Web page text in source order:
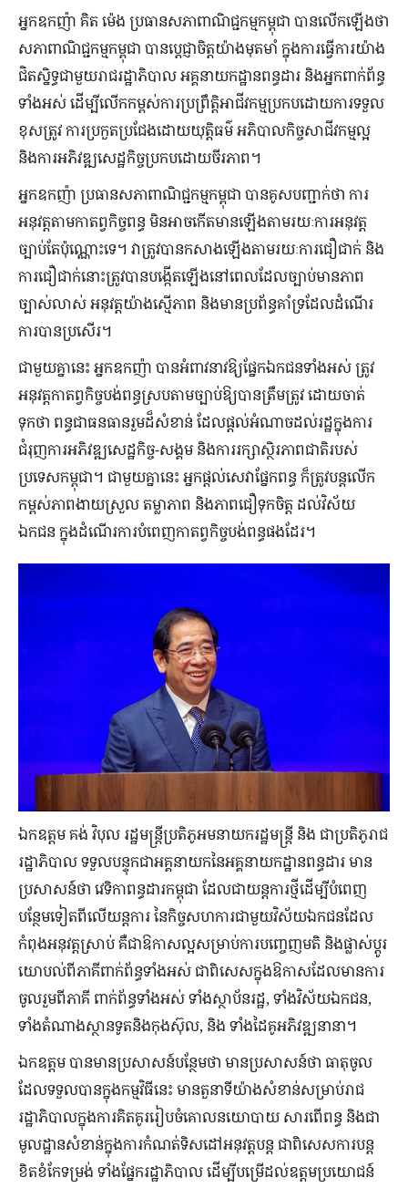
អ្នកឧកញ៉ា គិត​ ម៉េង ប្រធានសភាពាណិជ្ជកម្មកម្ពុជា បានលើកឡើងថា
សភាពាណិជ្ជកម្មកម្ពុជា បានប្តេជ្ញាចិត្តយ៉ាងមុតមាំ ក្នុងការធ្វើការយ៉ាង
ជិតស្និទ្ធជាមួយរាជរដ្ឋាភិបាល អគ្គនាយកដ្ឋានពន្ធដារ និងអ្នកពាក់ព័ន្ធ
ទាំងអស់ ដើម្បីលើកកម្ពស់ការប្រព្រឹត្តិអាជីវកម្មប្រកបដោយការទទួល
ខុសត្រូវ ការប្រកួតប្រជែងដោយយុត្តិធម៌ អភិបាលកិច្ចសាជីវកម្មល្អ
និងការអភិវឌ្ឍសេដ្ឋកិច្ចប្រកបដោយចីរភាព។
អ្នកឧកញ៉ា ប្រធានសភាពាណិជ្ជកម្មកម្ពុជា បានគូសបញ្ជាក់ថា ការ
អនុវត្តតាមកាតព្វកិច្ចពន្ធ មិនអាចកើតមានឡើងតាមរយៈការអនុវត្ត
ច្បាប់តែប៉ុណ្ណោះទេ។ វាត្រូវបានកសាងឡើងតាមរយៈការជឿជាក់ និង
ការជឿជាក់នោះត្រូវបានបង្កើតឡើងនៅពេលដែលច្បាប់មានភាព
ច្បាស់លាស់ អនុវត្តយ៉ាងស្មើភាព និងមានប្រព័ន្ធគាំទ្រដែលដំណើរ
ការបានប្រសើរ។
ជាមួយគ្នានេះ អ្នកឧកញ៉ា​ បានអំពាវនាវឱ្យផ្នែកឯកជនទាំងអស់ ត្រូវ
អនុវត្តកាតព្វកិច្ចបង់ពន្ធស្របតាមច្បាប់ឱ្យបានត្រឹមត្រូវ ដោយចាត់
ទុកថា ពន្ធជាធនធានរួមដ៏សំខាន់ ដែលផ្តល់អំណាចដល់រដ្ឋក្នុងការ
ជំរុញការអភិវឌ្ឍសេដ្ឋកិច្ច-សង្គម និងការរក្សាស្ថិរភាពជាតិរបស់
ប្រទេសកម្ពុជា។ ជាមួយគ្នានេះ អ្នកផ្តល់សេវាផ្នែកពន្ធ ក៏ត្រូវបន្តលើក
កម្ពស់ភាពងាយស្រួល តម្លាភាព និងភាពជឿទុកចិត្ត ដល់វិស័យ
ឯកជន ក្នុងដំណើរការបំពេញកាតព្វកិច្ចបង់ពន្ធផងដែរ។
ឯកឧត្តម គង់ វិបុល រដ្ឋមន្រ្តីប្រតិភូអមនាយករដ្ឋមន្រ្តី និង ជាប្រតិភូរាជ
រដ្ឋាភិបាល ទទួលបន្ទុកជាអគ្គនាយកនៃអគ្គនាយកដ្ឋានពន្ធដារ មាន
ប្រសាសន៍ថា វេទិកាពន្ធដារកម្ពុជា ដែលជាយន្តការថ្មីដើម្បីបំពេញ
បន្ថែមទៀតពីលើយន្តការ នៃកិច្ចសហការជាមួយវិស័យឯកជនដែល
កំពុងអនុវត្តស្រាប់ គឺជាឱកាសល្អសម្រាប់ការបញ្ចេញមតិ និងផ្លាស់ប្តូរ
យោបល់ពីភាគីពាក់ព័ន្ធទាំងអស់ ជាពិសេសក្នុងឱកាសដែលមានការ
ចូលរួមពីភាគី ពាក់ព័ន្ធទាំងអស់ ទាំងស្ថាប័នរដ្ឋ, ទាំងវិស័យឯកជន,
ទាំងតំណាងស្ថានទូតនិងកុងស៊ុល, និង ទាំងដៃគូអភិវឌ្ឍនានា។
ឯកឧត្តម បានមានប្រសាសន៍បន្ថែមថា មានប្រសាសន៍ថា ធាតុចូល
ដែលទទួលបានក្នុងកម្មវិធីនេះ មានតួនាទីយ៉ាងសំខាន់សម្រាប់រាជ
រដ្ឋាភិបាលក្នុងការគិតគូររៀបចំគោលនយោបាយ សារពើពន្ធ និងជា
មូលដ្ឋានសំខាន់ក្នុងការកំណត់ទិសដៅអនុវត្តបន្ត ជាពិសេសការបន្ត
ខិតខំកែទម្រង់ ទាំងផ្នែករដ្ឋាភិបាល ដើម្បីបម្រើដល់ឧត្តមប្រយោជន៍